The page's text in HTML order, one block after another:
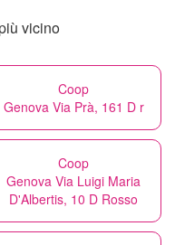
vicino
Coop
Genova Via Prà, 161 D r
Coop
Genova Via Luigi Maria
D'Albertis, 10 D Rosso